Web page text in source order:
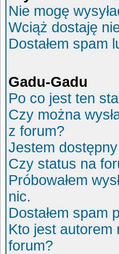
Nie mogę
Wciąż dostaję
Dostałem spam
Gadu-Gadu
Po co jest ten
Czy można
z forum?
Jestem
Czy status na
Próbowałem
nic.
Dostałem spam
Kto jest autorem
forum?